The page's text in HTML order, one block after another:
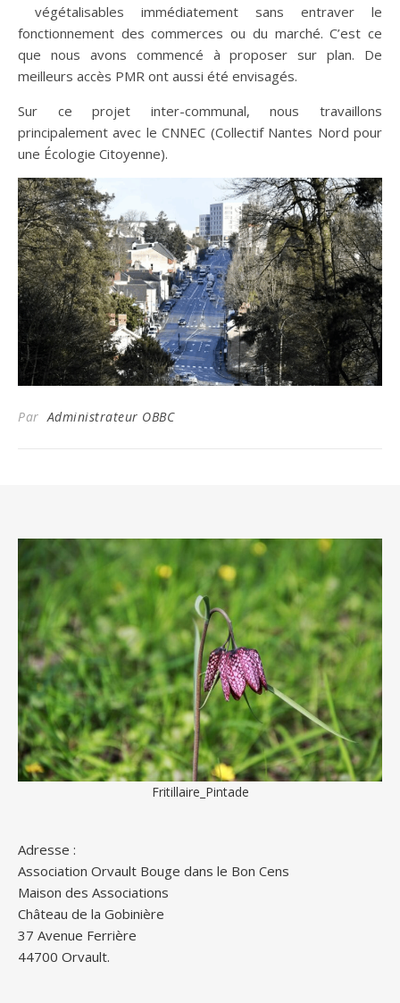
végétalisables immédiatement sans entraver le
fonctionnement des commerces ou du marché. C’est ce
que nous avons commencé à proposer sur plan. De
meilleurs accès PMR ont aussi été envisagés.
Sur ce projet inter-communal, nous travaillons
principalement avec le CNNEC (Collectif Nantes Nord pour
une Écologie Citoyenne).
ParAdministrateur OBBC
Fritillaire_Pintade
Adresse :
Association Orvault Bouge dans le Bon Cens
Maison des Associations
Château de la Gobinière
37 Avenue Ferrière
44700 Orvault.